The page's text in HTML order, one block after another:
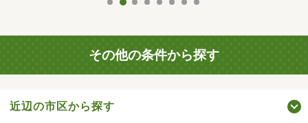
その他の条件から探す
近辺の市区から探す